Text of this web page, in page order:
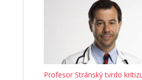
Profesor Stránský tvrdo